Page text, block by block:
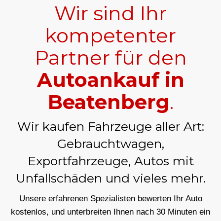
Wir sind Ihr
kompetenter
Partner für den
Autoankauf in
Beatenberg.
Wir kaufen Fahrzeuge aller Art:
Gebrauchtwagen,
Exportfahrzeuge, Autos mit
Unfallschäden und vieles mehr.
Unsere erfahrenen Spezialisten bewerten Ihr Auto
kostenlos, und unterbreiten Ihnen nach 30 Minuten ein